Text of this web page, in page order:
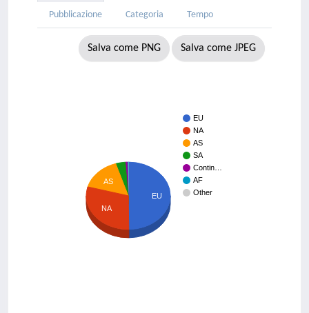
Pubblicazione Categoria Tempo
Salva come PNG Salva come JPEG
EU
NA
AS
SA
Contin…
AF
Other
EU
AS
NA